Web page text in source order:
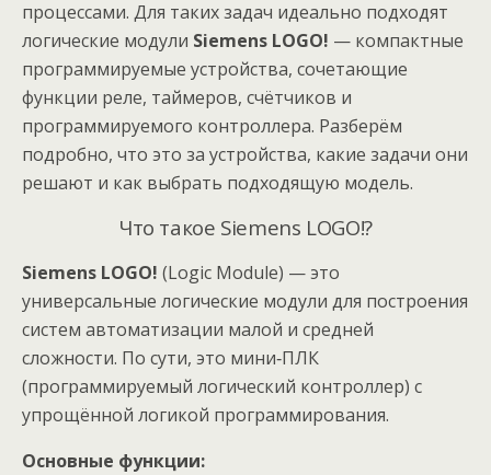
процессами. Для таких задач идеально подходят
логические модули Siemens LOGO! — компактные
программируемые устройства, сочетающие
функции реле, таймеров, счётчиков и
программируемого контроллера. Разберём
подробно, что это за устройства, какие задачи они
решают и как выбрать подходящую модель.
Что такое Siemens LOGO!?
Siemens LOGO! (Logic Module) — это
универсальные логические модули для построения
систем автоматизации малой и средней
сложности. По сути, это мини‑ПЛК
(программируемый логический контроллер) с
упрощённой логикой программирования.
Основные функции: